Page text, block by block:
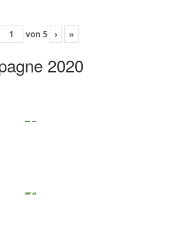
von 5 › »
2020